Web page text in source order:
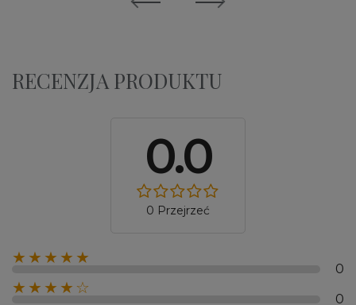
RECENZJA PRODUKTU
0.0
0 Przejrzeć
★★★★★
0
★★★★☆
0